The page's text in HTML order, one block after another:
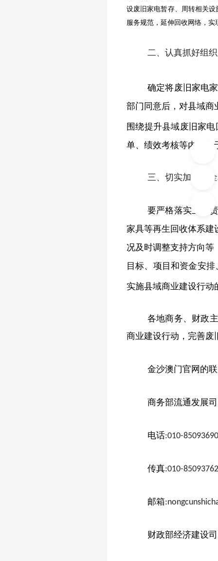
设废旧家电暂存、周转相关
服务规范，延伸回收网络，实
二、认真抓好组
确定将废旧家电
部门同意后，对县域商
围绕提升县域废旧家
单、绩效考核等内容，
三、切实加强资
要严格落实主体
家具等再生回收体系
况及时调整支持方向
目标、项目和资金安
实施县域商业建设行动
各地商务、财政
商业建设行动 ， 完善废
金沙澳门官网的
商务部流通发展司
电话:010-
传真:010-85093762
邮箱:
财政部经济建设司